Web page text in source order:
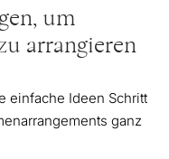
um
arrangieren
einfache Ideen Schritt
ganz